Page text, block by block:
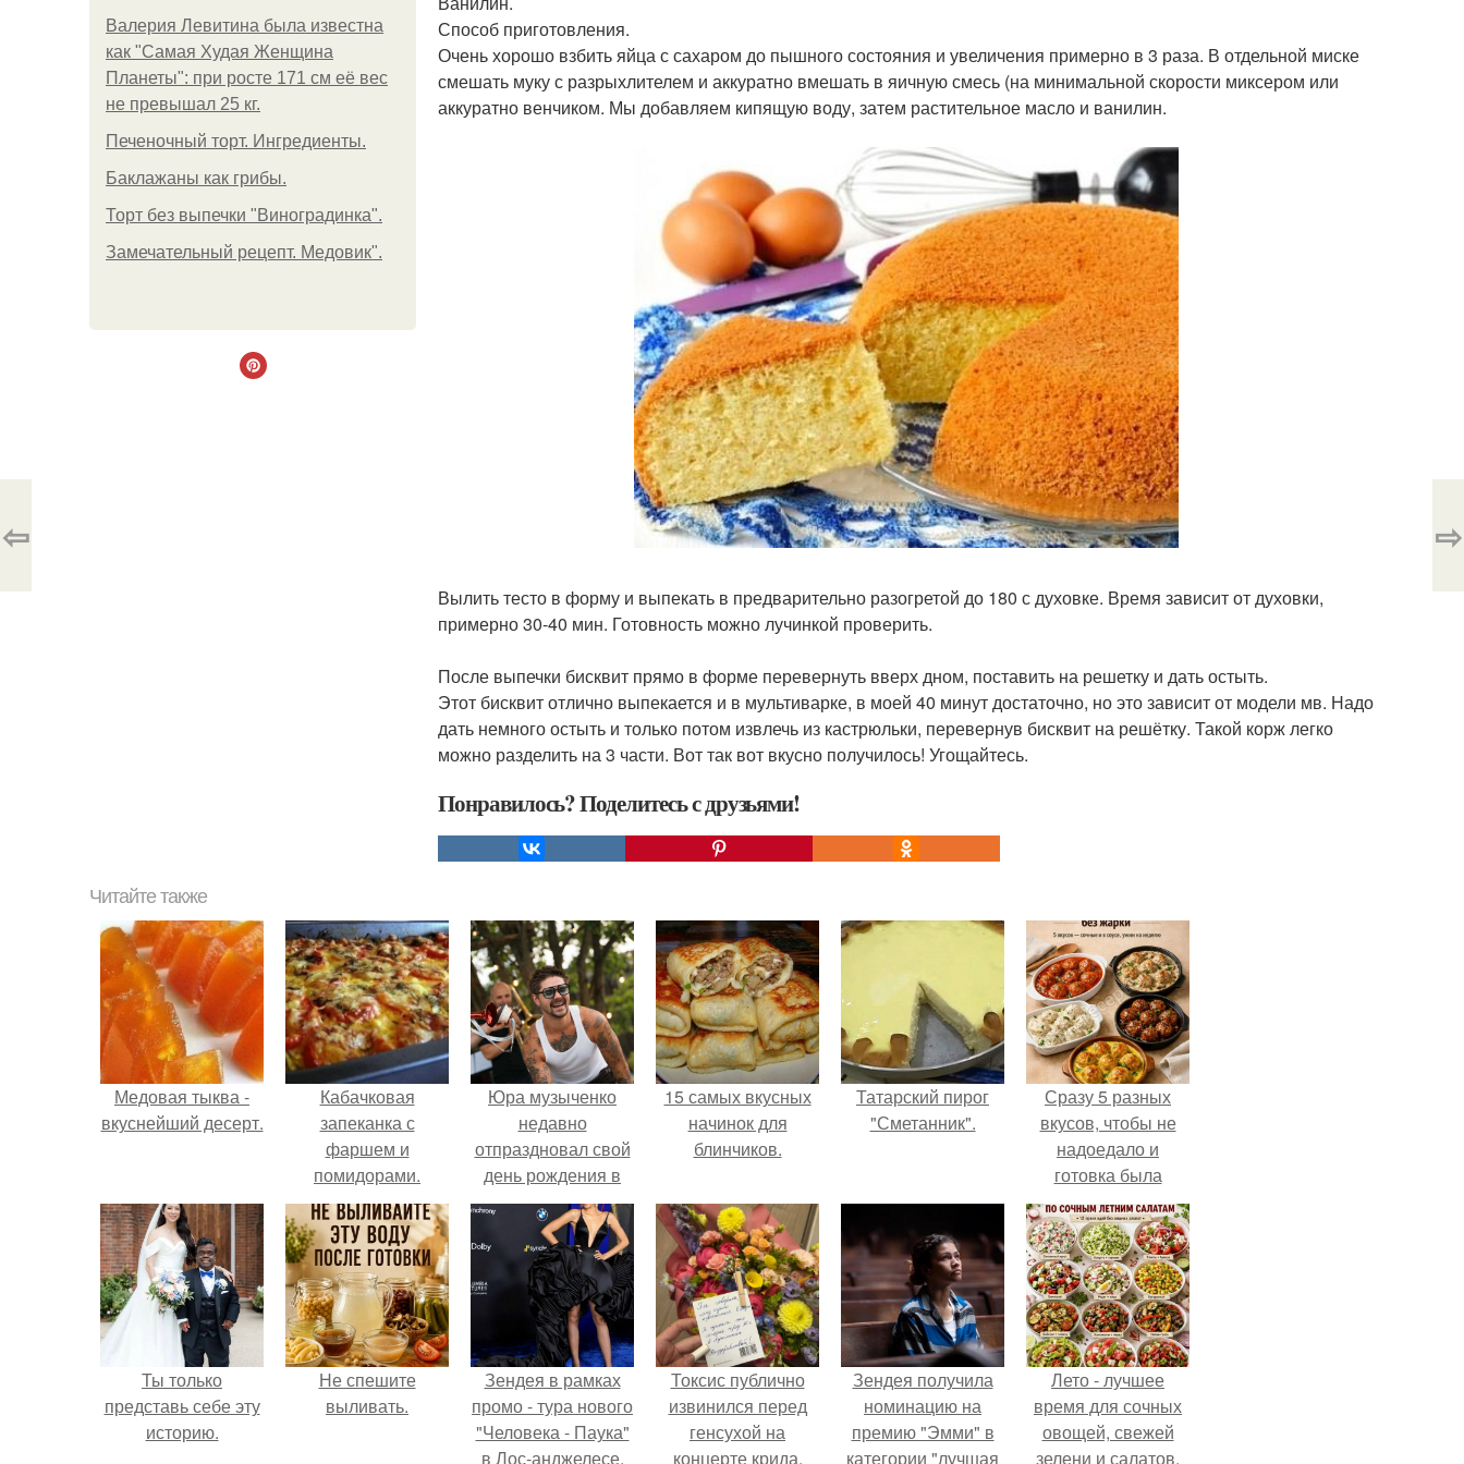
Валерия Левитина была известна
как "Самая Худая Женщина
Планеты": при росте 171 см её вес
не превышал 25 кг.
Печеночный торт. Ингредиенты.
Баклажаны как грибы.
Торт без выпечки "Виноградинка".
Замечательный рецепт. Медовик".
Способ приготовления.
Очень хорошо взбить яйца с сахаром до пышного состояния и увеличения примерно в 3 раза. В отдельной миске
смешать муку с разрыхлителем и аккуратно вмешать в яичную смесь (на минимальной скорости миксером или
аккуратно венчиком. Мы добавляем кипящую воду, затем растительное масло и ванилин.
Вылить тесто в форму и выпекать в предварительно разогретой до 180 с духовке. Время зависит от духовки,
примерно 30-40 мин. Готовность можно лучинкой проверить.
После выпечки бисквит прямо в форме перевернуть вверх дном, поставить на решетку и дать остыть.
Этот бисквит отлично выпекается и в мультиварке, в моей 40 минут достаточно, но это зависит от модели мв. Надо
дать немного остыть и только потом извлечь из кастрюльки, перевернув бисквит на решётку. Такой корж легко
можно разделить на 3 части. Вот так вот вкусно получилось! Угощайтесь.
Понравилось? Поделитесь с друзьями!
⇦ ⇨
Читайте также
Медовая тыква -
вкуснейший десерт.
Кабачковая
запеканка с
фаршем и
помидорами.
Юра музыченко
недавно
отпраздновал свой
день рождения в
кругу самых
близких и родных
людей.
15 самых вкусных
начинок для
блинчиков.
Татарский пирог
"Сметанник".
Сразу 5 разных
вкусов, чтобы не
надоедало и
готовка была
проще.
Ты только
представь себе эту
историю.
Не спешите
выливать.
Зендея в рамках
промо - тура нового
"Человека - Паука"
в Лос-анджелесе.
Токсис публично
извинился перед
генсухой на
концерте крида.
Зендея получила
номинацию на
премию "Эмми" в
категории "лучшая
Лето - лучшее
время для сочных
овощей, свежей
зелени и салатов,